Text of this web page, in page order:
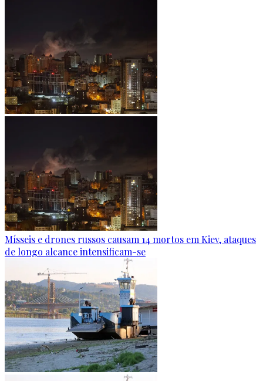
Mísseis e drones russos causam 14 mortos em Kiev, ataques
de longo alcance intensificam-se